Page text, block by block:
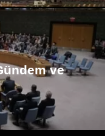
ve